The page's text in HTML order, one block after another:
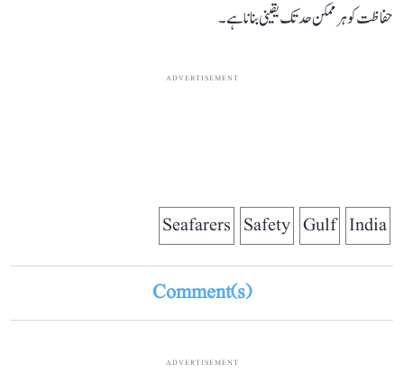
حفاظت کو ہر ممکن حد تک یقینی بنانا ہے۔
ADVERTISEMENT
India
Gulf
Safety
Seafarers
Comment(s)
ADVERTISEMENT